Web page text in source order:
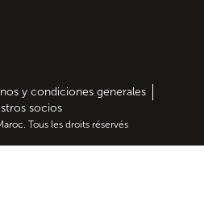
y condiciones generales
socios
Tous les droits réservés